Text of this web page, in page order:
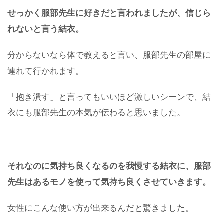
せっかく服部先生に好きだと言われましたが、信じら
れないと言う結衣。
分からないなら体で教えると言い、服部先生の部屋に
連れて行かれます。
「抱き潰す」と言ってもいいほど激しいシーンで、結
衣にも服部先生の本気が伝わると思いました。
それなのに気持ち良くなるのを我慢する結衣に、 服部
先生はあるモノを使って気持ち良くさせていきます。
女性にこんな使い方が出来るんだと驚きました。